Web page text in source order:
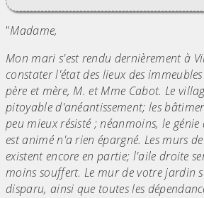
"Madame,
Mon mari s'est rendu dernièrement à
constater l'état des lieux des
père et mère, M. et Mme Cabot. Le
pitoyable d'anéantissement; les
peu mieux résisté ; néanmoins, le
est animé n'a rien épargné. Les murs
existent encore en partie; l'aile droite
moins souffert. Le mur de votre jardin
disparu, ainsi que toutes les